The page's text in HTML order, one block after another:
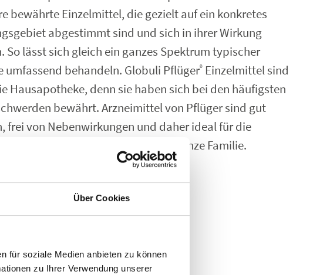
Über Cookies
für soziale Medien anbieten zu können
zu Ihrer Verwendung unserer
bewährte Einzelmittel, die gezielt auf ein konkretes
abgestimmt sind und sich in ihrer Wirkung
So lässt sich gleich ein ganzes Spektrum typischer
umfassend behandeln. Globuli Pflüger®Einzelmittel sind
Hausapotheke, denn sie haben sich bei den häufigsten
bewährt. Arzneimittel von Pflüger sind gut
frei von Nebenwirkungen und daher ideal für die
Das ist Gesundheit für die ganze Familie.